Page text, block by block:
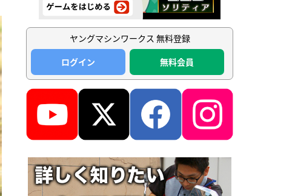
ヤングマシンワークス 無料登録
ログイン
無料会員